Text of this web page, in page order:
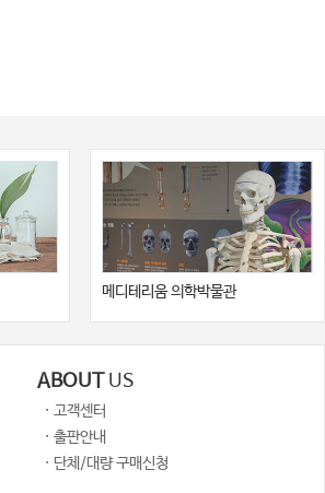
메디테리움 의학박물관
ABOUT US
· 고객센터
· 출판안내
· 단체/대량 구매신청